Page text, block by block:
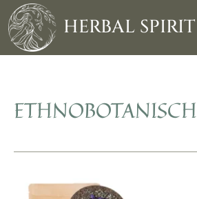
Skip
to
content
HERBAL SPIRIT
ETHNOBOTANISCH